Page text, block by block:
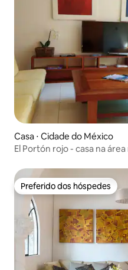
Casa ⋅ Cidade do México
El Portón rojo - casa na
Preferido dos hóspedes
Preferido dos hóspedes